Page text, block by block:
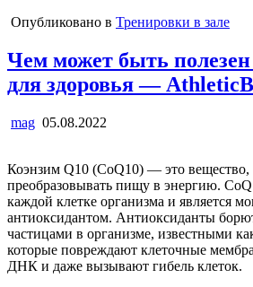
Опубликовано в Тренировки в зале
Чем может быть
для здоровья —
mag 05.08.2022
Коэнзим Q10 (CoQ10) — это вещество,
преобразовывать пищу в энергию.
каждой клетке организма и является
антиоксидантом. Антиоксиданты
частицами в организме, известными
которые повреждают клеточные
ДНК и даже вызывают гибель клеток.